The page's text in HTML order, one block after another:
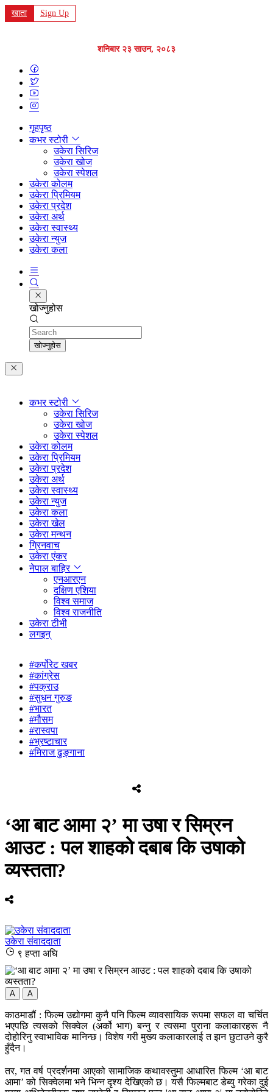
खाता Sign Up
शनिबार २३ साउन, २०८३
गृहपृष्ठ
कभर स्टोरी
उकेरा सिरिज
उकेरा खोज
उकेरा स्पेशल
उकेरा कोलम
उकेरा प्रिमियम
उकेरा प्रदेश
उकेरा अर्थ
उकेरा स्वास्थ्य
उकेरा न्युज
उकेरा कला
खोज्नुहोस
Search
खोज्नुहोस
कभर स्टोरी
उकेरा सिरिज
उकेरा खोज
उकेरा स्पेशल
उकेरा कोलम
उकेरा प्रिमियम
उकेरा प्रदेश
उकेरा अर्थ
उकेरा स्वास्थ्य
उकेरा न्युज
उकेरा कला
उकेरा खेल
उकेरा मन्थन
ग्रिनवाच
उकेरा एंकर
नेपाल बाहिर
एनआरएन
दक्षिण एशिया
विश्व समाज
विश्व राजनीति
उकेरा टीभी
लगइन्
#कर्पोरेट खबर
#कांग्रेस
#पक्राउ
#सुधन गुरुङ
#भारत
#मौसम
#रास्वपा
#भ्रष्टाचार
#मिराज ढुङ्गाना
‘आ बाट आमा २’ मा उषा र सिम्रन
आउट : पल शाहको दबाब कि उषाको
व्यस्तता?
उकेरा संवाददाता
९ हप्ता अघि
A A
काठमाडौं : फिल्म उद्योगमा कुनै पनि फिल्म व्यावसायिक रूपमा सफल वा चर्चित
भएपछि त्यसको सिक्वेल (अर्को भाग) बन्नु र त्यसमा पुराना कलाकारहरू नै
दोहोरिनु स्वाभाविक मानिन्छ। विशेष गरी मुख्य कलाकारलाई त झन छुटाउने कुरै
हुँदैन।
तर, गत वर्ष प्रदर्शनमा आएको सामाजिक कथावस्तुमा आधारित फिल्म ‘आ बाट
आमा’ को सिक्वेलमा भने भिन्न दृश्य देखिएको छ। यसै फिल्मबाट डेब्यु गरेका दुई